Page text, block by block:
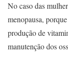
No caso das
menopausa,
produção de
manutenção dos